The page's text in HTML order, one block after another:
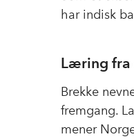
har indisk
Læring fra
Brekke
fremgang.
mener